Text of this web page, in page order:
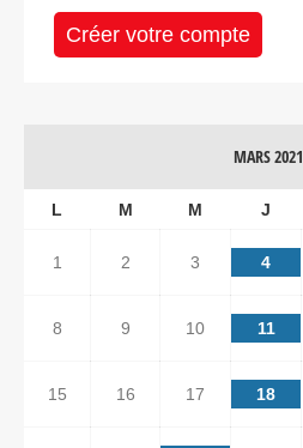
Créer votre compte
MARS 2021
L M M J
1 2 3 4
8 9 10 11
15 16 17 18